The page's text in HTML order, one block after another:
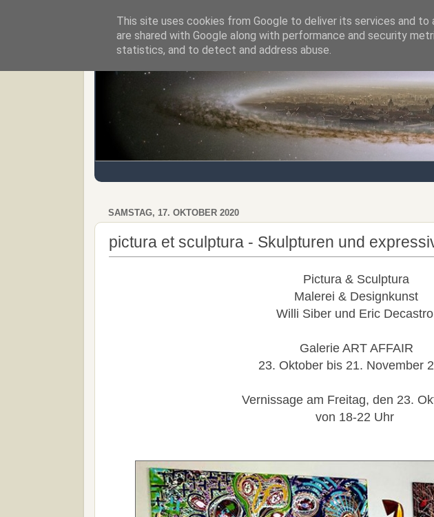
Regensburger Tagebuch Notizen von der
SAMSTAG, 17. OKTOBER 2020
pictura et sculptura - Skulpturen und
Pictura & Sculptura
Malerei & Designkunst
Willi Siber und Eric
Galerie ART AFFAIR
23. Oktober bis 21. November
Vernissage am Freitag, den 23.
von 18-22 Uhr
This site uses cookies from Google to deliver its services and to
are shared with Google along with performance and security
statistics, and to detect and address abuse.